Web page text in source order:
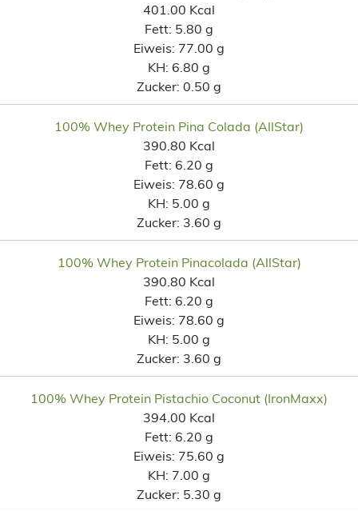
401.00 Kcal
Fett: 5.80 g
Eiweis: 77.00 g
KH: 6.80 g
Zucker: 0.50 g
100% Whey Protein Pina Colada (AllStar)
390.80 Kcal
Fett: 6.20 g
Eiweis: 78.60 g
KH: 5.00 g
Zucker: 3.60 g
100% Whey Protein Pinacolada (AllStar)
390.80 Kcal
Fett: 6.20 g
Eiweis: 78.60 g
KH: 5.00 g
Zucker: 3.60 g
100% Whey Protein Pistachio Coconut (IronMaxx)
394.00 Kcal
Fett: 6.20 g
Eiweis: 75.60 g
KH: 7.00 g
Zucker: 5.30 g